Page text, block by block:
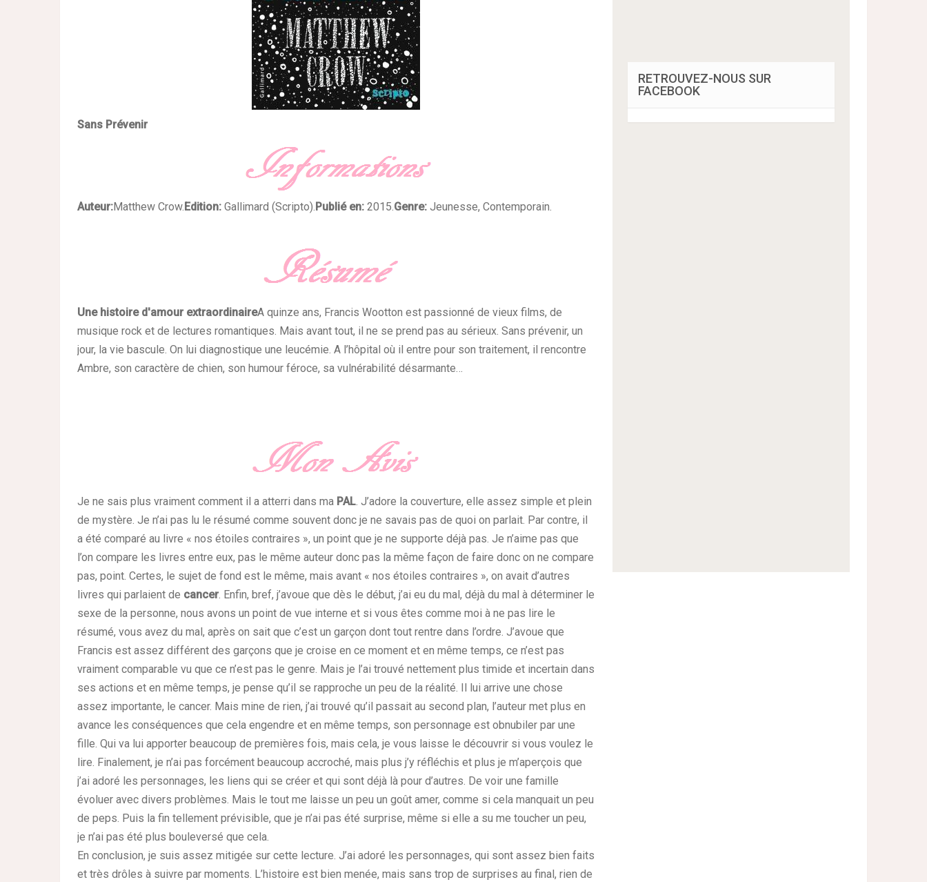
Sans Prévenir
Auteur:Matthew Crow.Edition: Gallimard (Scripto). Publié en: 2015. Genre: Jeunesse, Contemporain.
Une histoire d'amour extraordinaireA quinze ans, Francis Wootton est passionné de vieux films, de
musique rock et de lectures romantiques. Mais avant tout, il ne se prend pas au sérieux. Sans prévenir, un
jour, la vie bascule. On lui diagnostique une leucémie. A l’hôpital où il entre pour son traitement, il rencontre
Ambre, son caractère de chien, son humour féroce, sa vulnérabilité désarmante…
Je ne sais plus vraiment comment il a atterri dans ma PAL. J’adore la couverture, elle assez simple et plein
de mystère. Je n’ai pas lu le résumé comme souvent donc je ne savais pas de quoi on parlait. Par contre, il
a été comparé au livre « nos étoiles contraires », un point que je ne supporte déjà pas. Je n’aime pas que
l’on compare les livres entre eux, pas le même auteur donc pas la même façon de faire donc on ne compare
pas, point. Certes, le sujet de fond est le même, mais avant « nos étoiles contraires », on avait d’autres
livres qui parlaient de cancer. Enfin, bref, j’avoue que dès le début, j’ai eu du mal, déjà du mal à déterminer le
sexe de la personne, nous avons un point de vue interne et si vous êtes comme moi à ne pas lire le
résumé, vous avez du mal, après on sait que c’est un garçon dont tout rentre dans l’ordre. J’avoue que
Francis est assez différent des garçons que je croise en ce moment et en même temps, ce n’est pas
vraiment comparable vu que ce n’est pas le genre. Mais je l’ai trouvé nettement plus timide et incertain dans
ses actions et en même temps, je pense qu’il se rapproche un peu de la réalité. Il lui arrive une chose
assez importante, le cancer. Mais mine de rien, j’ai trouvé qu’il passait au second plan, l’auteur met plus en
avance les conséquences que cela engendre et en même temps, son personnage est obnubiler par une
fille. Qui va lui apporter beaucoup de premières fois, mais cela, je vous laisse le découvrir si vous voulez le
lire. Finalement, je n’ai pas forcément beaucoup accroché, mais plus j’y réfléchis et plus je m’aperçois que
j’ai adoré les personnages, les liens qui se créer et qui sont déjà là pour d’autres. De voir une famille
évoluer avec divers problèmes. Mais le tout me laisse un peu un goût amer, comme si cela manquait un peu
de peps. Puis la fin tellement prévisible, que je n’ai pas été surprise, même si elle a su me toucher un peu,
je n’ai pas été plus bouleversé que cela.
En conclusion, je suis assez mitigée sur cette lecture. J’ai adoré les personnages, qui sont assez bien faits
et très drôles à suivre par moments. L’histoire est bien menée, mais sans trop de surprises au final, rien de
RETROUVEZ-NOUS SUR
FACEBOOK